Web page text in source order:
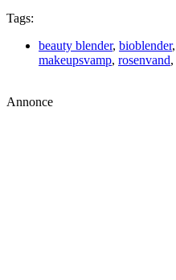
Tags:
beauty blender, bioblender,
makeupsvamp, rosenvand,
Annonce